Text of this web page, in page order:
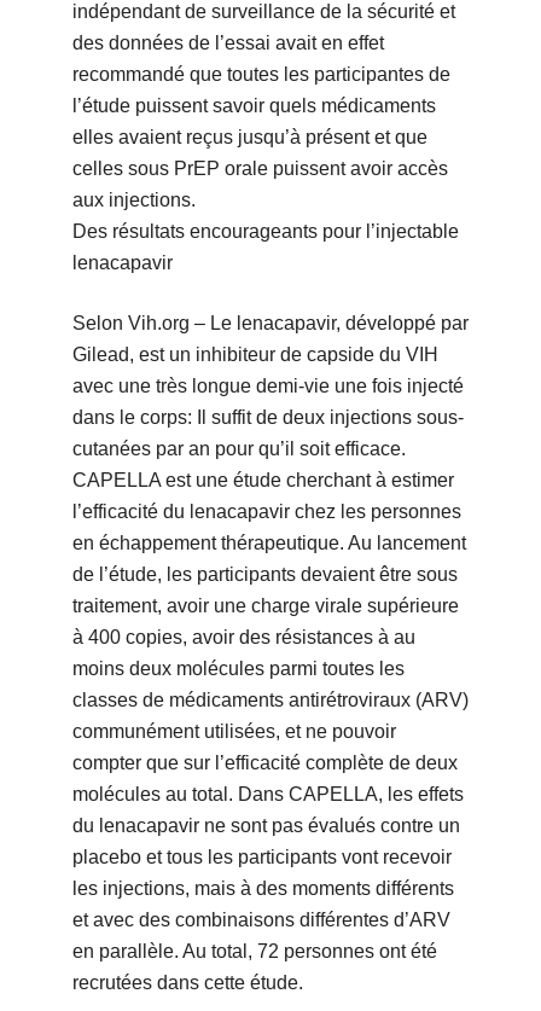
indépendant de surveillance de la sécurité et
des données de l’essai avait en effet
recommandé que toutes les participantes de
l’étude puissent savoir quels médicaments
elles avaient reçus jusqu’à présent et que
celles sous PrEP orale puissent avoir accès
aux injections.
Des résultats encourageants pour l’injectable
lenacapavir
Selon Vih.org – Le lenacapavir, développé par
Gilead, est un inhibiteur de capside du VIH
avec une très longue demi-vie une fois injecté
dans le corps: Il suffit de deux injections sous-
cutanées par an pour qu’il soit efficace.
CAPELLA est une étude cherchant à estimer
l’efficacité du lenacapavir chez les personnes
en échappement thérapeutique. Au lancement
de l’étude, les participants devaient être sous
traitement, avoir une charge virale supérieure
à 400 copies, avoir des résistances à au
moins deux molécules parmi toutes les
classes de médicaments antirétroviraux (ARV)
communément utilisées, et ne pouvoir
compter que sur l’efficacité complète de deux
molécules au total. Dans CAPELLA, les effets
du lenacapavir ne sont pas évalués contre un
placebo et tous les participants vont recevoir
les injections, mais à des moments différents
et avec des combinaisons différentes d’ARV
en parallèle. Au total, 72 personnes ont été
recrutées dans cette étude.